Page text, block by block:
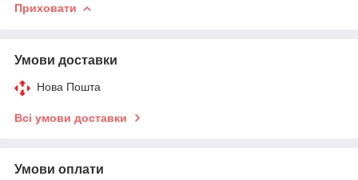
Приховати
Умови доставки
Нова Пошта
Всі умови доставки
Умови оплати